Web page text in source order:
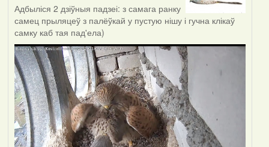
Адбыліся 2 дзіўныя падзеі: з самага ранку
самец прыляцеў з палёўкай у пустую нішу і гучна клікаў
самку каб тая пад'ела)